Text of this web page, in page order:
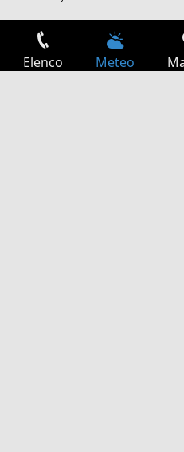
Elenco Meteo